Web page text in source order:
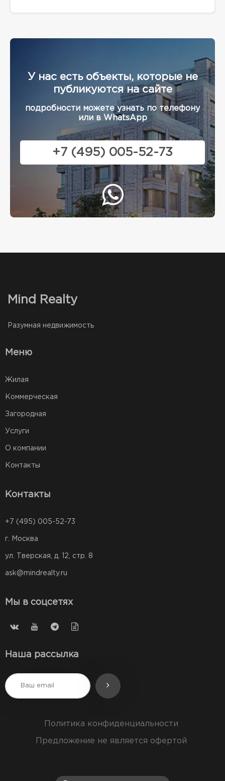
У нас есть объекты, которые не
публикуются на сайте
подробности можете узнать по телефону
или в WhatsApp
+7 (495) 005-52-73
Mind Realty
Разумная недвижимость
Меню
Жилая
Коммерческая
Загородная
Услуги
О компании
Контакты
Контакты
+7 (495) 005-52-73
г. Москва
ул. Тверская, д. 12, стр. 8
ask@mindrealty.ru
Мы в соцсетях
Наша рассылка
Политика конфиденциальности
Предложение не является офертой